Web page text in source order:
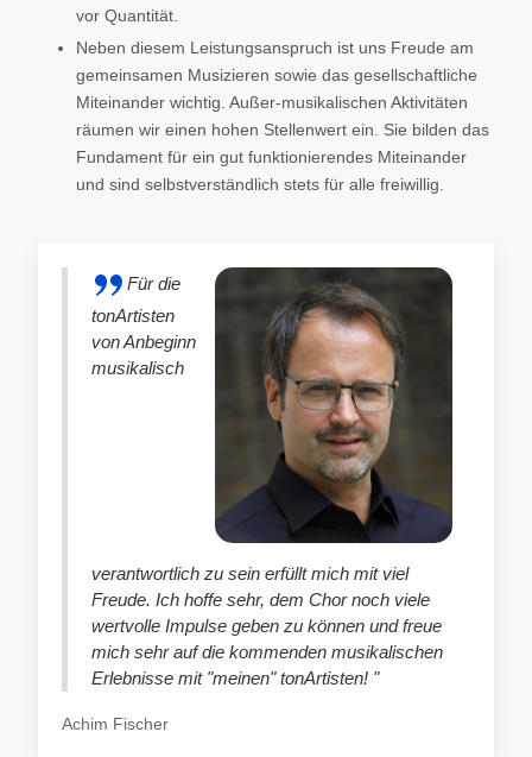
vor Quantität.
Neben diesem Leistungsanspruch ist uns Freude am
gemeinsamen Musizieren sowie das gesellschaftliche
Miteinander wichtig. Außer-musikalischen Aktivitäten
räumen wir einen hohen Stellenwert ein. Sie bilden das
Fundament für ein gut funktionierendes Miteinander
und sind selbstverständlich stets für alle freiwillig.
Für die
tonArtisten
von Anbeginn
musikalisch
verantwortlich zu sein erfüllt mich mit viel
Freude. Ich hoffe sehr, dem Chor noch viele
wertvolle Impulse geben zu können und freue
mich sehr auf die kommenden musikalischen
Erlebnisse mit "meinen" tonArtisten! "
Achim Fischer